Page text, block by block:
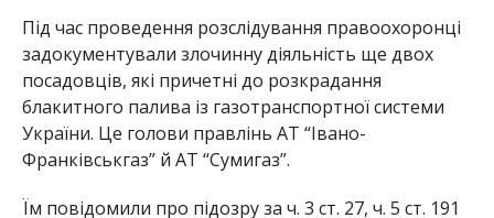
Під час проведення розслідування правоохоронці
задокументували злочинну діяльність ще двох
посадовців, які причетні до розкрадання
блакитного палива із газотранспортної системи
України. Це голови правлінь АТ “Івано-
Франківськгаз” й АТ “Сумигаз”.
Їм повідомили про підозру за ч. 3 ст. 27, ч. 5 ст. 191